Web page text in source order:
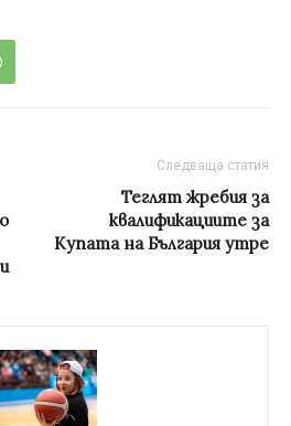
Следваща статия
Теглят жребия за
квалификациите за
Купата на България утре